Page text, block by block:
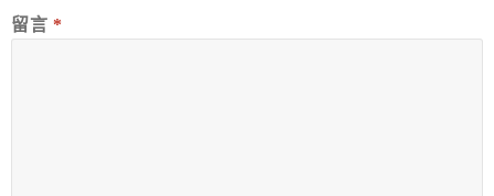
留言 *